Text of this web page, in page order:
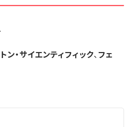
ン・サイエンティフィック、フェ